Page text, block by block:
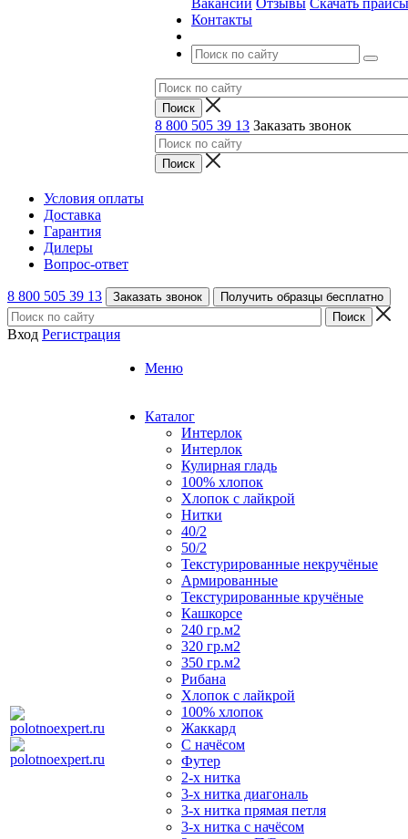
Вакансии Отзывы Скачать прайсы
Контакты
8 800 505 39 13 Заказать звонок
Условия оплаты
Доставка
Гарантия
Дилеры
Вопрос-ответ
8 800 505 39 13 Заказать звонок Получить образцы бесплатно
Вход Регистрация
Меню
Каталог
Интерлок
Интерлок
Кулирная гладь
100% хлопок
Хлопок с лайкрой
Нитки
40/2
50/2
Текстурированные некручёные
Армированные
Текстурированные кручёные
Кашкорсе
240 гр.м2
320 гр.м2
350 гр.м2
Рибана
Хлопок с лайкрой
100% хлопок
Жаккард
С начёсом
Футер
2-х нитка
3-х нитка диагональ
3-х нитка прямая петля
3-х нитка с начёсом